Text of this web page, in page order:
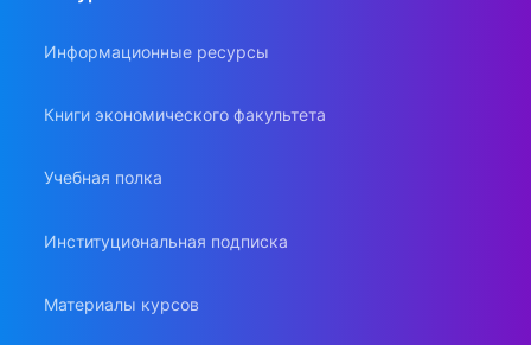
Информационные ресурсы
Книги экономического факультета
Учебная полка
Институциональная подписка
Материалы курсов